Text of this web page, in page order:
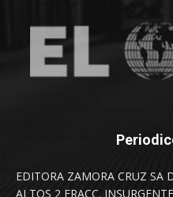
EDITORA ZAMORA CRUZ SA
ALTOS 2 FRACC.